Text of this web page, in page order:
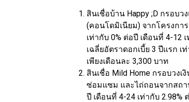
สินเชื่อบ้าน Happy ;D กรอบ
(คอนโดมิเนียม) จากโครงกา
เท่ากับ 0% ต่อปี เดือนที่ 4-12
เฉลี่ยอัตราดอกเบี้ย 3 ปีแรก
เพียงเดือนละ 3,300 บาท
สินเชื่อ Mild Home กรอบวง
ซ่อมแซม และไถ่ถอนจากสถา
ปี เดือนที่ 4-24 เท่ากับ 2.98%